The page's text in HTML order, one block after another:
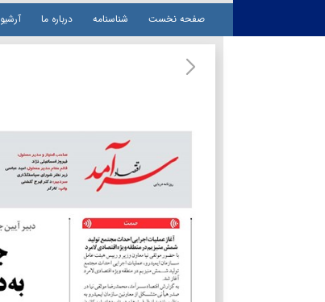
صفحه نخست شناسنامه درباره ما آرشیو